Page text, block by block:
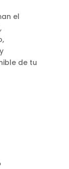
el
de tu